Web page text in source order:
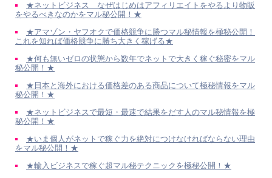
★ネットビジネス なぜはじめはアフィリエイトをやるより物販
をやるべきなのかをマル秘公開！★
★アマゾン・ヤフオクで価格競争に勝つマル秘情報を極秘公開！
これを知れば価格競争に勝ち大きく稼げる★
★何も無いゼロの状態から数年でネットで大きく稼ぐ秘密をマル
秘公開！★
★日本と海外における価格差のある商品について極秘情報をマル
秘公開！★
★ネットビジネスで最短・最速で結果をだす人のマル秘情報を極
秘公開！★
★いま個人がネットで稼ぐ力を絶対につけなければならない理由
をマル秘公開！★
★輸入ビジネスで稼ぐ超マル秘テクニックを極秘公開！★